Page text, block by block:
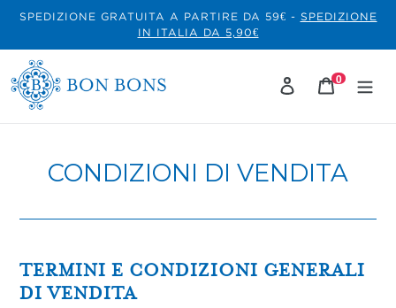
direttamente
contenuti
SPEDIZIONE GRATUITA A PARTIRE DA 59€ - SPEDIZIONE
IN ITALIA DA 5,90€
Accedi Carrello
0articoli
CONDIZIONI DI VENDITA
TERMINI E CONDIZIONI GENERALI
DI VENDITA